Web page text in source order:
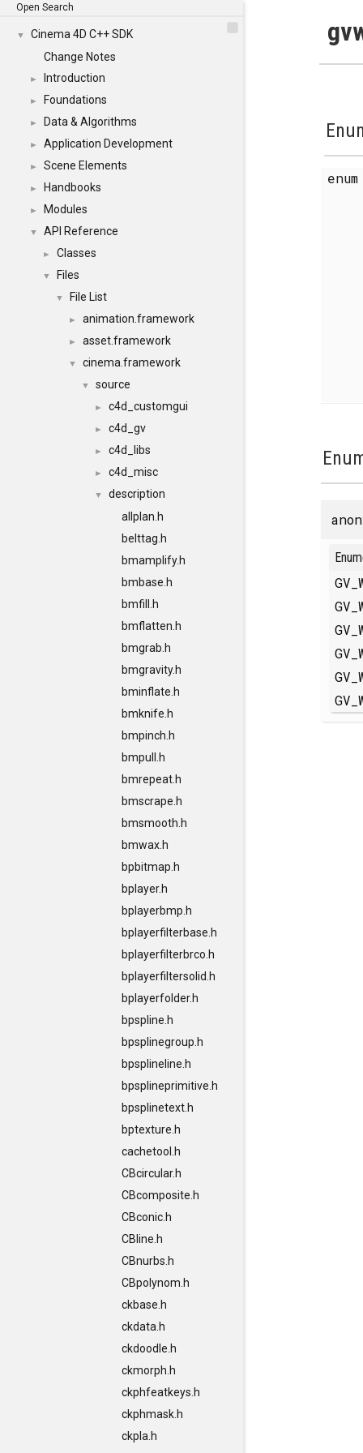
Open Search
▼
Cinema 4D C++ SDK
Change Notes
► Introduction
► Foundations
► Data & Algorithms
► Application Development
► Scene Elements
► Handbooks
► Modules
▼ API Reference
► Classes
▼ Files
▼ File List
► animation.framework
► asset.framework
▼ cinema.framework
▼ source
► c4d_customgui
► c4d_gv
► c4d_libs
► c4d_misc
▼
description
allplan.h
belttag.h
bmamplify.h
bmbase.h
bmfill.h
bmflatten.h
bmgrab.h
bmgravity.h
bminflate.h
bmknife.h
bmpinch.h
bmpull.h
bmrepeat.h
bmscrape.h
bmsmooth.h
bmwax.h
bpbitmap.h
bplayer.h
bplayerbmp.h
bplayerfilterbase.h
bplayerfilterbrco.h
bplayerfiltersolid.h
bplayerfolder.h
bpspline.h
bpsplinegroup.h
bpsplineline.h
bpsplineprimitive.h
bpsplinetext.h
bptexture.h
cachetool.h
CBcircular.h
CBcomposite.h
CBconic.h
CBline.h
CBnurbs.h
CBpolynom.h
ckbase.h
ckdata.h
ckdoodle.h
ckmorph.h
ckphfeatkeys.h
ckphmask.h
ckpla.h